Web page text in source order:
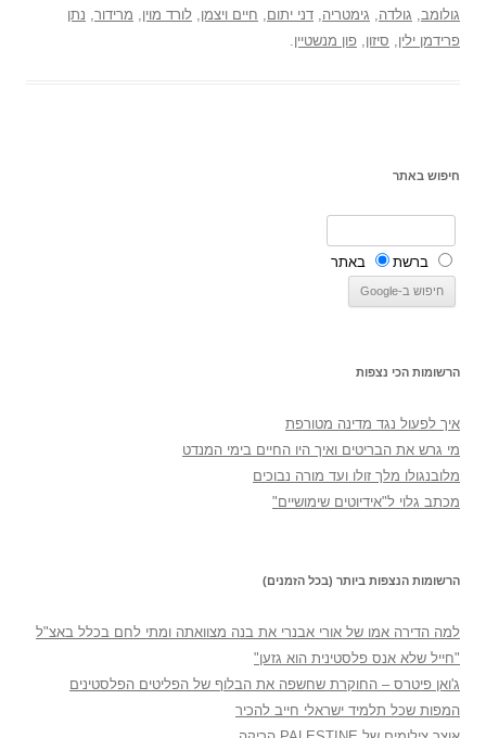
גולומב, גולדה, גימטריה, דני יתום, חיים ויצמן, לורד מוין, מרידור, נתן
פרידמן ילין, סיזון, פון מנשטיין.
חיפוש באתר
ברשת באתר
הרשומות הכי נצפות
איך לפעול נגד מדינה מטורפת
מי גרש את הבריטים ואיך היו החיים בימי המנדט
מלובנגולו מלך זולו ועד מורה נבוכים
מכתב גלוי ל"אידיוטים שימושיים"
הרשומות הנצפות ביותר (בכל הזמנים)
למה הדירה אמו של אורי אבנרי את בנה מצוואתה ומתי לחם בכלל באצ"ל
"חייל שלא אנס פלסטינית הוא גזען"
ג'ואן פיטרס – החוקרת שחשפה את הבלוף של הפליטים הפלסטינים
המפות שכל תלמיד ישראלי חייב להכיר